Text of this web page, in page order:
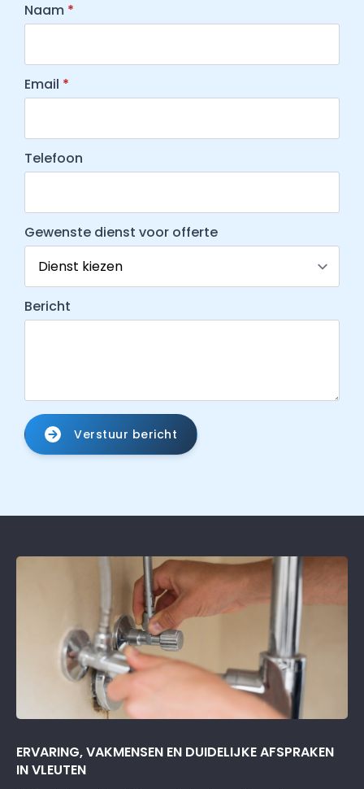
Naam *
Email *
Telefoon
Gewenste dienst voor offerte
Bericht
Verstuur bericht
ERVARING, VAKMENSEN EN DUIDELIJKE AFSPRAKEN
IN VLEUTEN